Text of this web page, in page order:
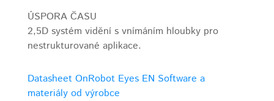
ÚSPORA ČASU
2,5D systém vidění s vnímáním hloubky pro
nestrukturované aplikace.
Datasheet OnRobot Eyes EN Software a
materiály od výrobce